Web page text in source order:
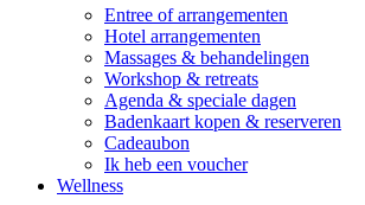
Entree of arrangementen
Hotel arrangementen
Massages & behandelingen
Workshop & retreats
Agenda & speciale dagen
Badenkaart kopen & reserveren
Cadeaubon
Ik heb een voucher
Wellness